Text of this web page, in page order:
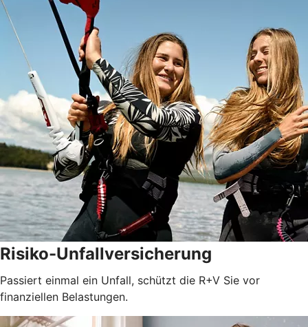
Risiko-Unfallversicherung
Passiert einmal ein Unfall, schützt die R+V Sie vor
finanziellen Belastungen.